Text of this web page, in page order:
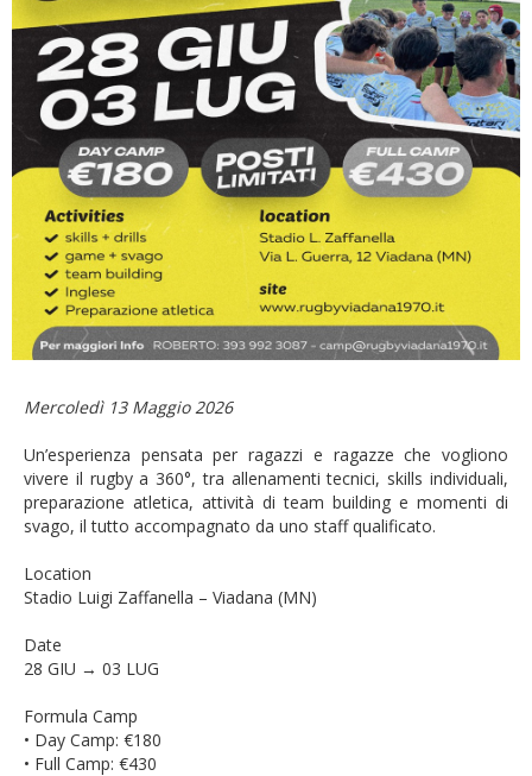
Mercoledì 13 Maggio 2026
Un’esperienza pensata per ragazzi e ragazze che vogliono
vivere il rugby a 360°, tra allenamenti tecnici, skills individuali,
preparazione atletica, attività di team building e momenti di
svago, il tutto accompagnato da uno staff qualificato.
Location
Stadio Luigi Zaffanella – Viadana (MN)
Date
28 GIU → 03 LUG
Formula Camp
• Day Camp: €180
• Full Camp: €430